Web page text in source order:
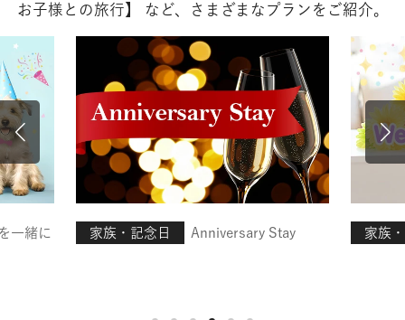
お子様との旅行】
など、さまざまなプランをご紹介。
一緒に 家族・記念日 Anniversary Stay 家族